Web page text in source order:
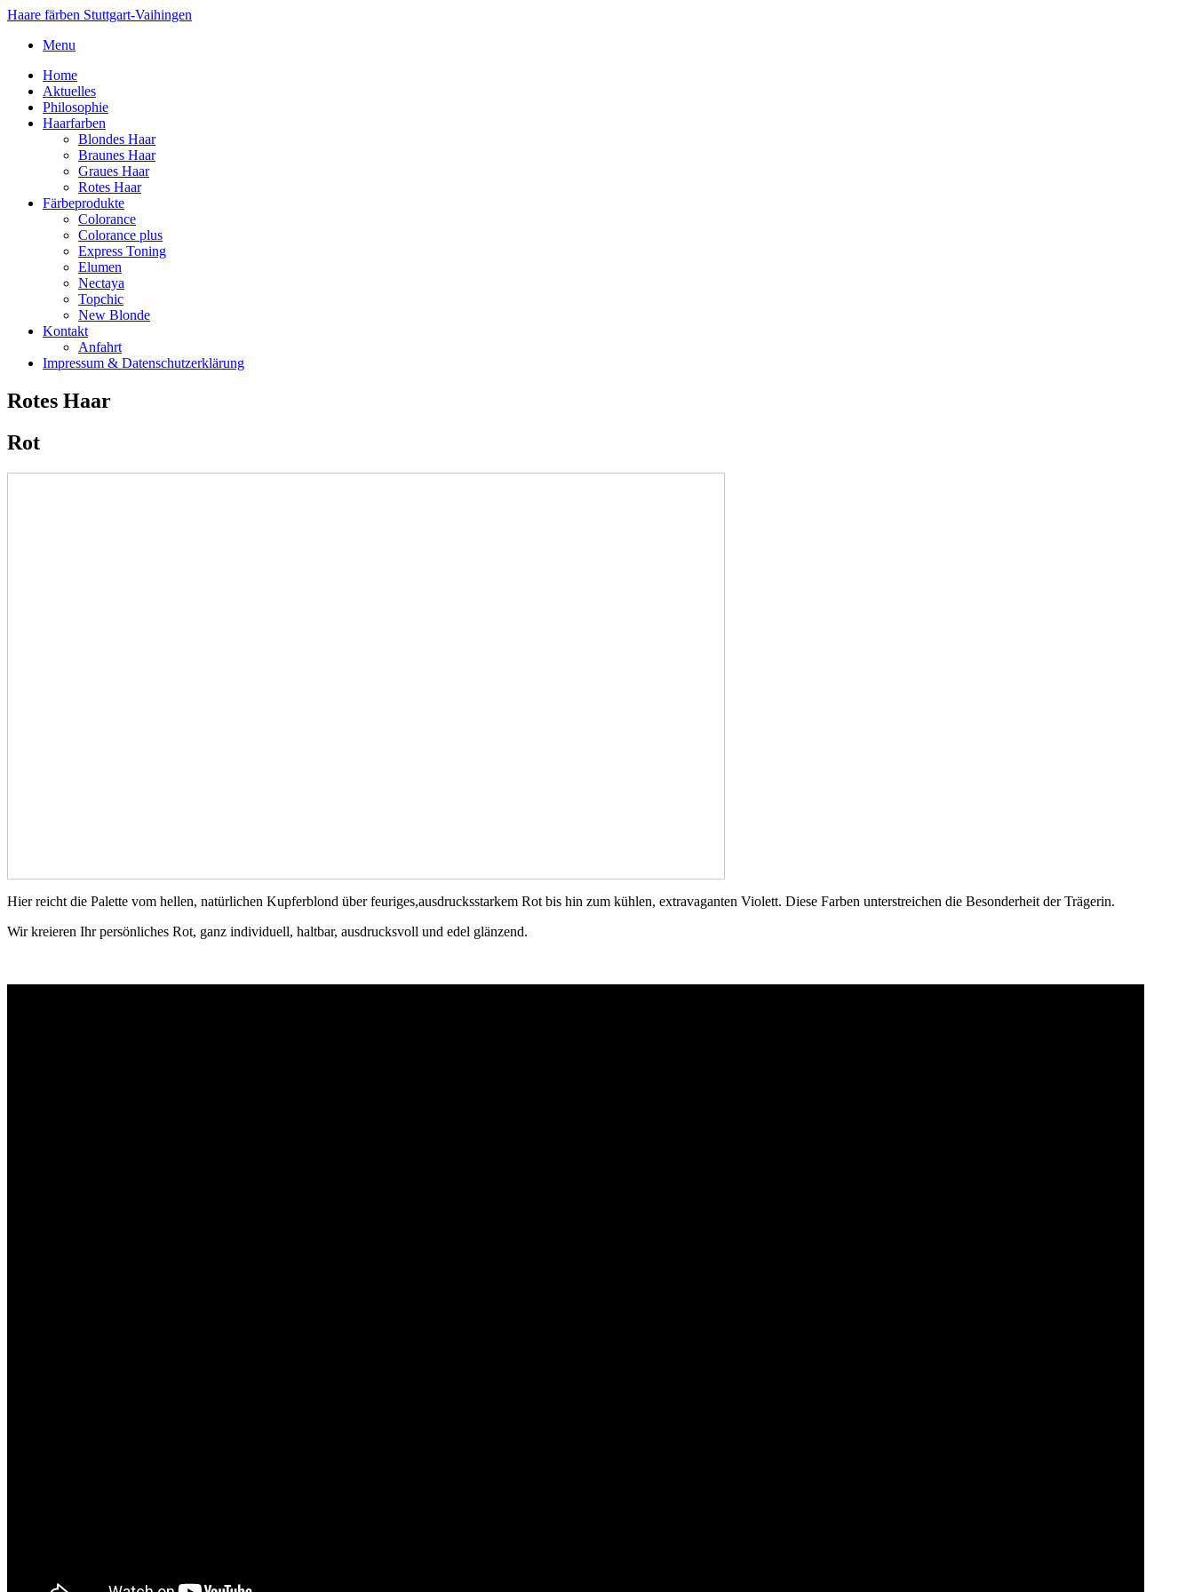
Haare färben Stuttgart-Vaihingen
Menu
Home
Aktuelles
Philosophie
Haarfarben
Blondes Haar
Braunes Haar
Graues Haar
Rotes Haar
Färbeprodukte
Colorance
Colorance plus
Express Toning
Elumen
Nectaya
Topchic
New Blonde
Kontakt
Anfahrt
Impressum & Datenschutzerklärung
Rotes Haar
Rot
Hier reicht die Palette vom hellen, natürlichen Kupferblond über feuriges,ausdrucksstarkem Rot bis hin zum kühlen, extravaganten Violett. Diese Farben unterstreichen die Besonderheit der Trägerin.
Wir kreieren Ihr persönliches Rot, ganz individuell, haltbar, ausdrucksvoll und edel glänzend.